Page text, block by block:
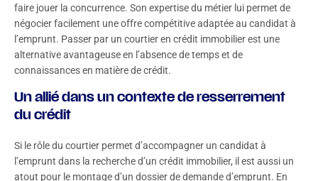
faire jouer la concurrence. Son expertise du métier lui permet de
négocier facilement une offre compétitive adaptée au candidat à
l’emprunt. Passer par un courtier en crédit immobilier est une
alternative avantageuse en l’absence de temps et de
connaissances en matière de crédit.
Un allié dans un contexte de resserrement
du crédit
Si le rôle du courtier permet d’accompagner un candidat à
l’emprunt dans la recherche d’un crédit immobilier, il est aussi un
atout pour le montage d’un dossier de demande d’emprunt. En